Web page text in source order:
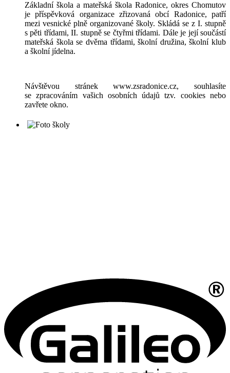
Základní škola a mateřská škola Radonice, okres Chomutov
je příspěvková organizace zřizovaná obcí Radonice, patří
mezi vesnické plně organizované školy. Skládá se z I. stupně
s pěti třídami, II. stupně se čtyřmi třídami. Dále je její součástí
mateřská škola se dvěma třídami, školní družina, školní klub
a školní jídelna.
Návštěvou stránek www.zsradonice.cz, souhlasíte
se zpracováním vašich osobních údajů tzv. cookies nebo
zavřete okno.